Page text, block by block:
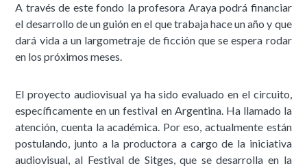
A través de este fondo la profesora Araya podrá financiar
el desarrollo de un guión en el que trabaja hace un año y que
dará vida a un largometraje de ficción que se espera rodar
en los próximos meses.
El proyecto audiovisual ya ha sido evaluado en el circuito,
específicamente en un festival en Argentina. Ha llamado la
atención, cuenta la académica. Por eso, actualmente están
postulando, junto a la productora a cargo de la iniciativa
audiovisual, al Festival de Sitges, que se desarrolla en la